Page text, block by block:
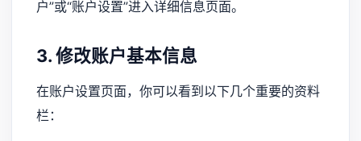
户”或“账户设置”进入详细信息页面。
3. 修改账户基本信息
在账户设置页面，你可以看到以下几个重要的资料
栏：